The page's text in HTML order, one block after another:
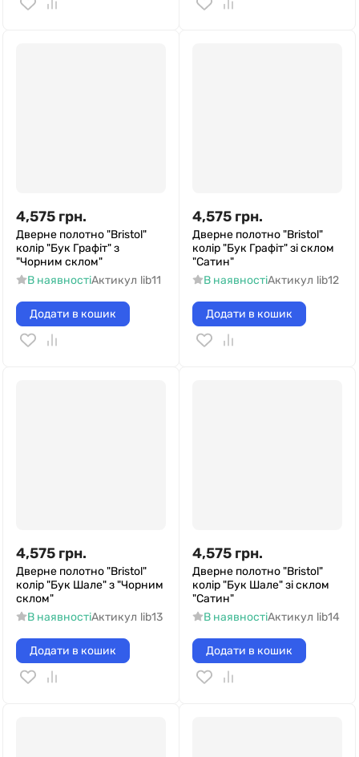
4,575 грн.
Дверне полотно "Bristol"
колір "Бук Графіт" з
"Чорним склом"
В наявностіАктикул lib11
Додати в кошик
4,575 грн.
Дверне полотно "Bristol"
колір "Бук Графіт" зі склом
"Сатин"
В наявностіАктикул lib12
Додати в кошик
4,575 грн.
Дверне полотно "Bristol"
колір "Бук Шале" з "Чорним
склом"
В наявностіАктикул lib13
Додати в кошик
4,575 грн.
Дверне полотно "Bristol"
колір "Бук Шале" зі склом
"Сатин"
В наявностіАктикул lib14
Додати в кошик